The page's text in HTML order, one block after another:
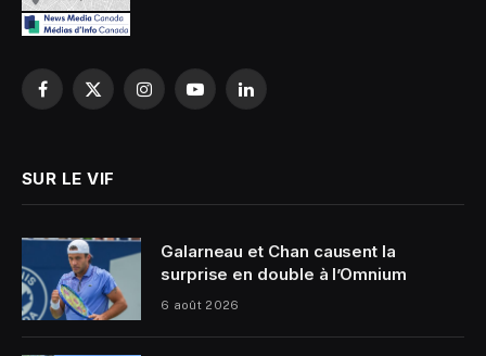
Facebook
X
InstagramYouTubeLinkedIn
SUR LE VIF
Galarneau et Chan causent la
surprise en double à l’Omnium
6 août 2026